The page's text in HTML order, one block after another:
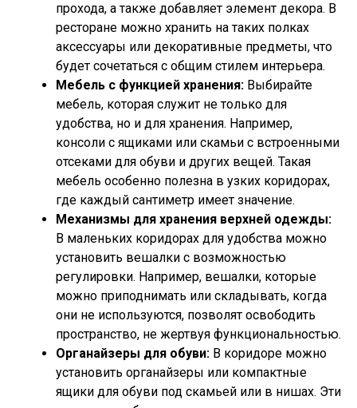
прохода, а также добавляет элемент декора. В
ресторане можно хранить на таких полках
аксессуары или декоративные предметы, что
будет сочетаться с общим стилем интерьера.
Мебель с функцией хранения: Выбирайте
мебель, которая служит не только для
удобства, но и для хранения. Например,
консоли с ящиками или скамьи с встроенными
отсеками для обуви и других вещей. Такая
мебель особенно полезна в узких коридорах,
где каждый сантиметр имеет значение.
Механизмы для хранения верхней одежды:
В маленьких коридорах для удобства можно
установить вешалки с возможностью
регулировки. Например, вешалки, которые
можно приподнимать или складывать, когда
они не используются, позволят освободить
пространство, не жертвуя функциональностью.
Органайзеры для обуви: В коридоре можно
установить органайзеры или компактные
ящики для обуви под скамьей или в нишах. Эти